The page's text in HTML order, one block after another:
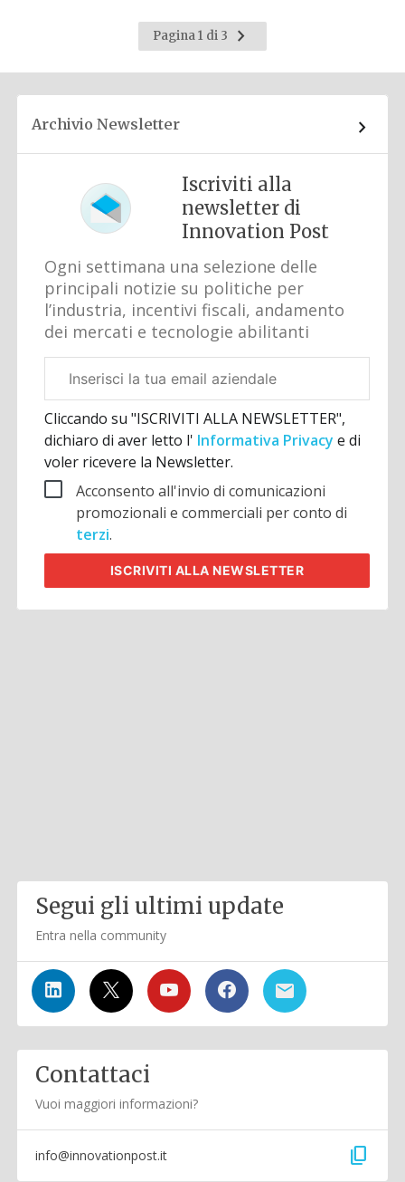
Pagina 1 di 3
Pagina
successiva
Archivio Newsletter
Iscriviti alla
newsletter di
Innovation Post
Ogni settimana una selezione delle
principali notizie su politiche per
l’industria, incentivi fiscali, andamento
dei mercati e tecnologie abilitanti
aziendale
Cliccando su "ISCRIVITI ALLA NEWSLETTER",
dichiaro di aver letto l' Informativa Privacye di
voler ricevere la Newsletter.
Acconsento all'invio di comunicazioni
promozionali e commerciali per conto di
terzi.
ISCRIVITI ALLA NEWSLETTER
Segui gli ultimi update
Entra nella community
Contattaci
Vuoi maggiori informazioni?
info@innovationpost.it content_copy